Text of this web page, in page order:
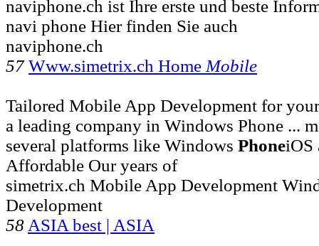
naviphone.ch ist Ihre erste und beste
navi phone Hier finden Sie auch
naviphone.ch
57 Www.simetrix.ch Home Mobile
Tailored Mobile App Development for
a leading company in Windows Phone ...
several platforms like Windows PhoneiOS
Affordable Our years of
simetrix.ch Mobile App Development
Development
58 ASIA best | ASIA